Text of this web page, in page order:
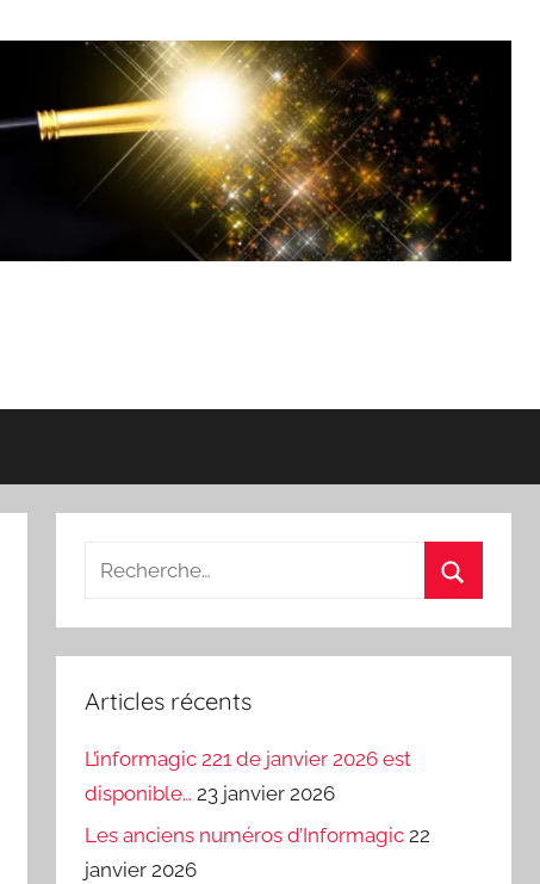
Recherche
:
Articles récents
L’informagic 221 de janvier 2026 est
disponible… 23 janvier 2026
Les anciens numéros d’Informagic 22
janvier 2026